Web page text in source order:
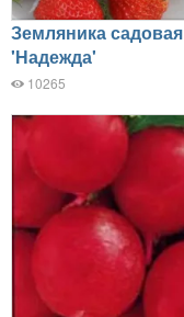
Земляника садовая
'Надежда'
10265